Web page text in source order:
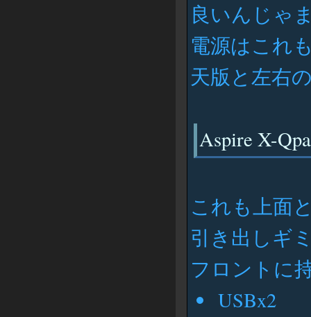
良いんじゃ
電源はこれ
天版と左右
Aspire X-
これも上面
引き出しギ
フロントに
USBx2